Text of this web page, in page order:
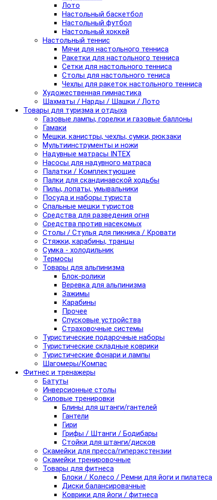
Лото
Настольный баскетбол
Настольный футбол
Настольный хоккей
Настольный теннис
Мячи для настольного тенниса
Ракетки для настольного тенниса
Сетки для настольного тенниса
Столы для настольного тениса
Чехлы для ракеток настольного тенниса
Художественная гимнастика
Шахматы / Нарды / Шашки / Лото
Товары для туризма и отдыха
Газовые лампы, горелки и газовые баллоны
Гамаки
Мешки, канистры, чехлы, сумки, рюкзаки
Мультиинструменты и ножи
Надувные матрасы INTEX
Насосы для надувного матраса
Палатки / Комплектующие
Палки для скандинавской ходьбы
Пилы, лопаты, умывальники
Посуда и наборы туриста
Спальные мешки туристов
Средства для разведения огня
Средства против насекомых
Столы / Стулья для пикника / Кровати
Стяжки, карабины, транцы
Сумка - холодильник
Термосы
Товары для альпинизма
Блок-ролики
Веревка для альпинизма
Зажимы
Карабины
Прочее
Спусковые устройства
Страховочные системы
Туристические подарочные наборы
Туристические складные коврики
Туристические фонари и лампы
Шагомеры/Компас
Фитнес и тренажеры
Батуты
Инверсионные столы
Силовые тренировки
Блины для штанги/гантелей
Гантели
Гири
Грифы / Штанги / Бодибары
Стойки для штанги/дисков
Скамейки для пресса/гиперэкстензии
Скамейки тренировочные
Товары для фитнеса
Блоки / Колесо / Ремни для йоги и пилатеса
Диски балансировачные
Коврики для йоги / фитнеса